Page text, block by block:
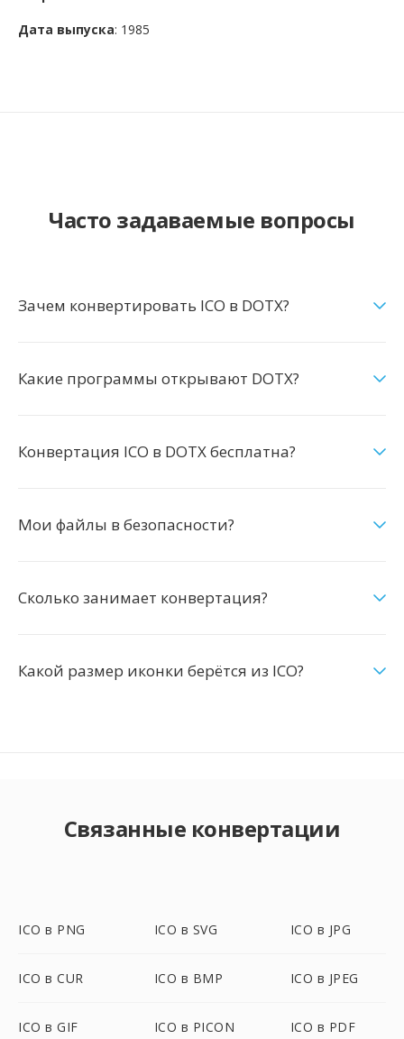
Дата выпуска: 1985
Часто задаваемые вопросы
Зачем конвертировать ICO в DOTX?
Какие программы открывают DOTX?
Конвертация ICO в DOTX бесплатна?
Мои файлы в безопасности?
Сколько занимает конвертация?
Какой размер иконки берётся из ICO?
Связанные конвертации
ICO в PNG ICO в SVG ICO в JPG
ICO в CUR ICO в BMP ICO в JPEG
ICO в GIF ICO в PICON ICO в PDF